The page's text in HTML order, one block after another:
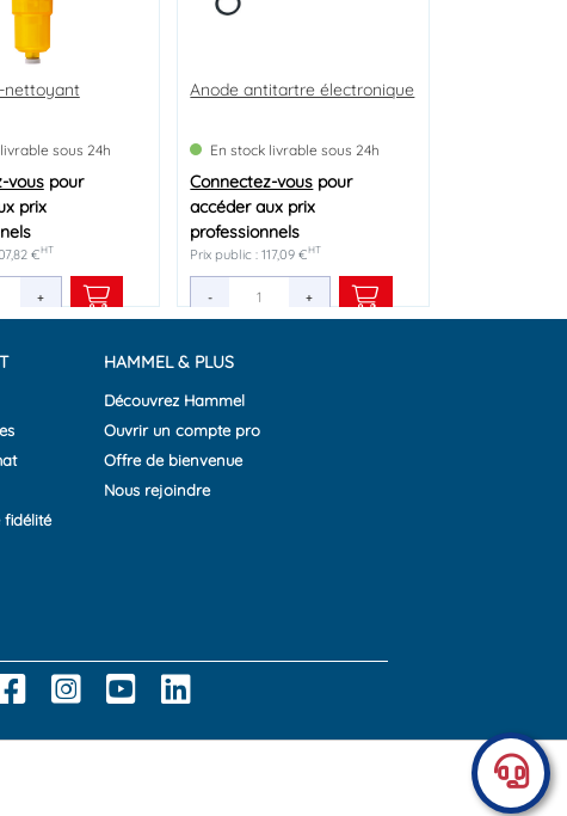
nettoyant
sous 24h
vouspour
prix
€HT
+
Anode antitartre électronique
En stock livrable sous 24h
Connectez-vous pour
accéder aux prix
professionnels
Prix public : 117,09 €HT
- +
HAMMEL & PLUS
Découvrez Hammel
Ouvrir un compte pro
Offre de bienvenue
Nous rejoindre